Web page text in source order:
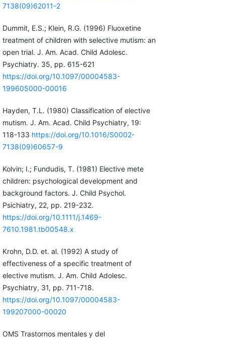
7138(09)62011-2
Dummit, E.S.; Klein, R.G. (1996) Fluoxetine
treatment of children with selective mutism: an
open trial. J. Am. Acad. Child Adolesc.
Psychiatry. 35, pp. 615-621
https://doi.org/10.1097/00004583-
199605000-00016
Hayden, T.L. (1980) Classification of elective
mutism. J. Am. Acad. Child Psychiatry, 19:
118-133 https://doi.org/10.1016/S0002-
7138(09)60657-9
Kolvin; I.; Fundudis, T. (1981) Elective mete
children: psychological development and
background factors. J. Child Psychol.
Psichiatry, 22, pp. 219-232.
https://doi.org/10.1111/j.1469-
7610.1981.tb00548.x
Krohn, D.D. et. al. (1992) A study of
effectiveness of a specific treatment of
elective mutism. J. Am. Child Adolesc.
Psychiatry, 31, pp. 711-718.
https://doi.org/10.1097/00004583-
199207000-00020
OMS Trastornos mentales y del